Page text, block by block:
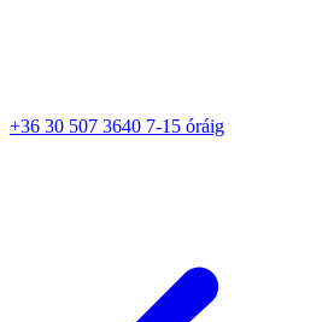
+36 30 507 3640 7-15 óráig